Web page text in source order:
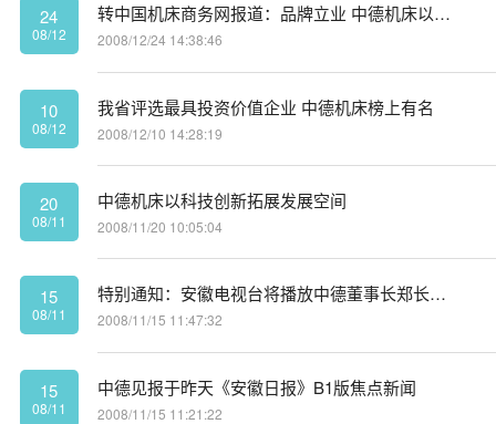
24
08/12
转中国机床商务网报道：品牌立业 中德机床以质取胜
2008/12/24 14:38:46
10
08/12
我省评选最具投资价值企业 中德机床榜上有名
2008/12/10 14:28:19
20
08/11
中德机床以科技创新拓展发展空间
2008/11/20 10:05:04
15
08/11
特别通知：安徽电视台将播放中德董事长郑长玉专访！
2008/11/15 11:47:32
15
08/11
中德见报于昨天《安徽日报》B1版焦点新闻
2008/11/15 11:21:22